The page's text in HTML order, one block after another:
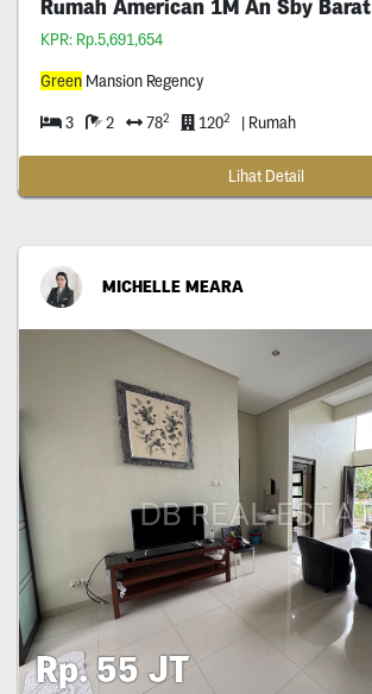
Rumah American 1M An Sby Barat
KPR: Rp.5,691,654
GreenMansion Regency
3 2 782 1202 | Rumah
Lihat Detail
MICHELLE MEARA
Rp. 55 JT